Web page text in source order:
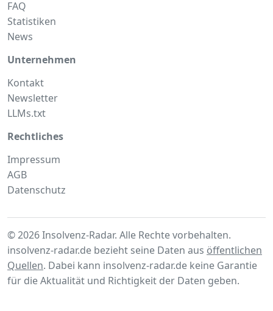
FAQ
Statistiken
News
Unternehmen
Kontakt
Newsletter
LLMs.txt
Rechtliches
Impressum
AGB
Datenschutz
© 2026 Insolvenz-Radar. Alle Rechte vorbehalten.
insolvenz-radar.de bezieht seine Daten aus öffentlichen
Quellen. Dabei kann insolvenz-radar.de keine Garantie
für die Aktualität und Richtigkeit der Daten geben.